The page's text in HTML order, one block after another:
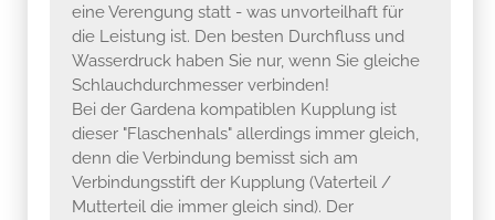
eine Verengung statt - was unvorteilhaft für
die Leistung ist. Den besten Durchfluss und
Wasserdruck haben Sie nur, wenn Sie gleiche
Schlauchdurchmesser verbinden!
Bei der Gardena kompatiblen Kupplung ist
dieser "Flaschenhals" allerdings immer gleich,
denn die Verbindung bemisst sich am
Verbindungsstift der Kupplung (Vaterteil /
Mutterteil die immer gleich sind). Der